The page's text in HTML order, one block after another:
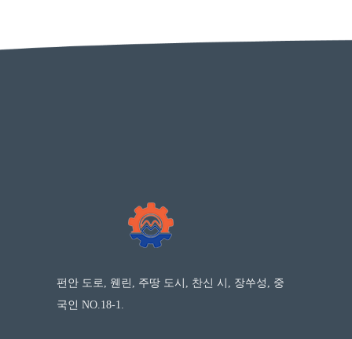
펀안 도로, 웬린, 주땅 도시, 찬신 시, 장쑤성, 중
국인 NO.18-1.